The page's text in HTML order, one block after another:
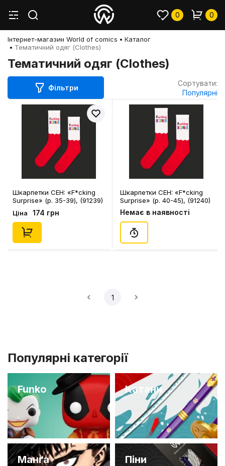
0 0
Інтернет-магазин World of comics
Каталог
Тематичний одяг (Clothes)
Тематичний одяг (Clothes)
Фільтри
Сортувати:
Популярні
Шкарпетки CEH: «F*cking
Surprise» (р. 35-39), (91239)
Ціна 174 грн
Шкарпетки CEH: «F*cking
Surprise» (р. 40-45), (91240)
Немає в наявності
1
Популярні категорії
Funko Катани
Манґа Піни